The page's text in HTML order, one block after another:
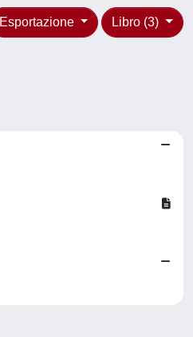
Libro (3)
Esportazione